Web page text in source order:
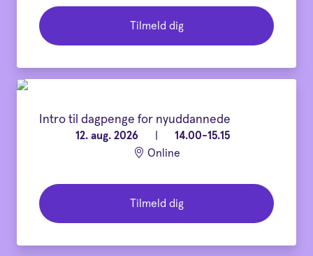
Tilmeld dig
Intro til dagpenge for nyuddannede
12. aug. 2026
14.00-15.15
Online
Tilmeld dig